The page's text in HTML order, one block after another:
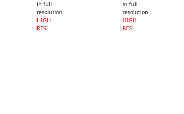
in full
resolution
HIGH-
RES
in full
resolution
HIGH-
RES